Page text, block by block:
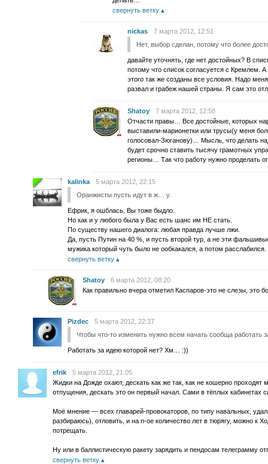
свернуть ветку
nickas
7 марта 2012, 12:51
Нет, выбор сделан, потому что более
давайте уточнять, где нет достойных? В
потому что список согласуется с Кремлем.
этого так же созданы все условия. Надо
развал и грабеж нашей страны. Я сам это
Shatoy
7 марта 2012, 12:58
Отчасти правы… Все достойные, которых
выставили-марионетки или трусы(у меня
голосовал-Зюганову)… Мысль, что делать
будет срочно ставить тысячу грамотных
регионы… Так что работу нужно проделать
kalinka
5 марта 2012, 22:15
Оранжисты пусть идут в ж… у.
Ефрик, я ошблась, Вы тоже быдло.
Но как и у любого была у Вас есть шанс им НЕ стать.
По существу нашего диалога: любая правда лучше лжи.
Да, пусть Путин на 40 %, и пусть второй тур, а не эти
мужика который чуть было не ообкакался, а потом расслабился.
свернуть ветку
Shatoy
6 марта 2012, 08:20
Как правильно вчера отметил Каспаров-это не слезы, это
Pizdec
5 марта 2012, 22:37
Чтобы что-то изменить нужно всем начать сообща работать
Работать за идею которой нет? Хм… :))
efrik
5 марта 2012, 21:05
Жидки на Дожде охают, дескать как же так, как не кошерно проходят
отпущения, дескать это он первый начал. Сами в тёплых кабинетах
Моё мнение — всех главарей-провокаторов, по типу навальных,
разбираюсь), отловить, и на n-ое количество лет в тюрягу, можно к
потрещать.
Ну или в баллистическую ракету зарядить и пендосам телеграмму
свернуть ветку